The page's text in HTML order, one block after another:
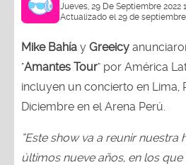
Jueves, 29 De Septiembre 2022
Actualizado el 29 de septiembre
Mike Bahía y Greeicy
"Amantes Tour" por América
incluyen un concierto en Lima,
Diciembre en el Arena Perú.
“Este show va a reunir nuestra
últimos nueve años, en los